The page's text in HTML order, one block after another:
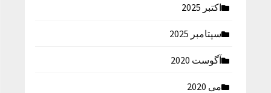
اکتبر 2025
سپتامبر 2025
آگوست 2020
می 2020